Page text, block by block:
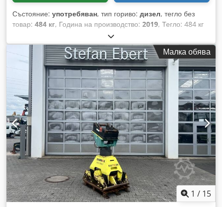
Състояние: употребяван, тип гориво: дизел, тегло без
товар: 484 кг, Година на производство: 2019, Тегло: 484 кг
Ударна сила: 59 kN Дизелов двигател, 1 цилиндър, Hatz
(1b40) Движение напред/назад. Електрически старт.
Ширина на плочата: 60 см Dksdpfx Asxw H Hcodxor Цена
за брой: 3400 евро, без ДДС Наличност: няколко броя!
Малка обява
1 / 15